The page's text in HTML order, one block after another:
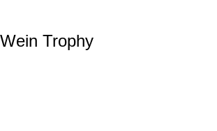
Trophy